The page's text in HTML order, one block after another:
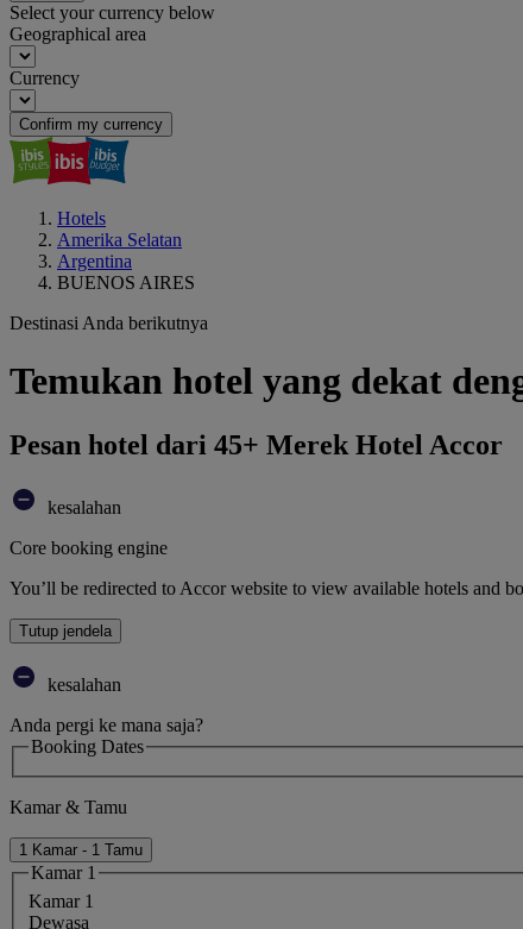
Select your currency below
Geographical area
Currency
Confirm my currency
Hotels
Amerika Selatan
Argentina
BUENOS AIRES
Destinasi Anda berikutnya
Temukan hotel yang dekat
Pesan hotel dari 45+ Merek Hotel Accor
kesalahan
Core booking engine
You’ll be redirected to Accor website to view available hotels and
Tutup jendela
kesalahan
Anda pergi ke mana saja?
Booking Dates
Kamar & Tamu
1 Kamar - 1 Tamu
Kamar 1
Kamar 1
Dewasa